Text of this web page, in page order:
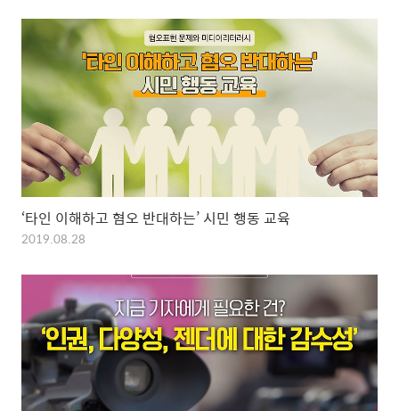
‘타인 이해하고 혐오 반대하는’ 시민 행동 교육
2019.08.28